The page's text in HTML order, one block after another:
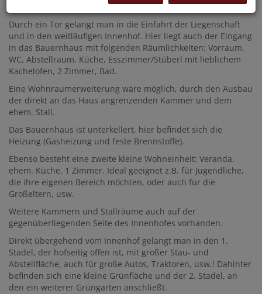
Durch ein Tor gelangt man in die Einfahrt der Liegenschaft
und in den weitläufigen Innenhof. Hier liegt auch der Eingang
in das Bauernhaus mit folgenden Räumlichkeiten: Vorraum,
WC, Abstellraum, Küche, Esszimmer/Stüberl mit lieblichem
Kachelofen, 2 Zimmer, Bad.
Eine Wohnraumerweiterung wäre möglich, durch den Ausbau
der direkt an das Haus angrenzenden Kammer und dem
ehem. Stall.
Das Bauernhaus ist unterkellert, hier befindet sich die
Heizung (Gasheizung und feste Brennstoffe).
Ebenso besteht eine zweite kleine Wohneinheit: Veranda,
ehem. Küche, 1 Zimmer. Ideal geeignet z.B. für Jugendliche,
die ihre eigenen Bereich möchten, oder auch für die
Großeltern, usw.
Weitere Kammern und Stallräume auch auf der
gegenüberliegenden Seite des Innenhofes vorhanden.
Direkt übergehend vom Innenhof gelangt man in den 1.
Stadel, der hofseitig offen ist, mit großer Stau- und
Abstellfläche, auch für große Autos, Traktoren, usw.! Dahinter
befinden sich eine kleine Grünfläche und der 2. Stadel, an
den ein weiterer Grüngarten anschließt.